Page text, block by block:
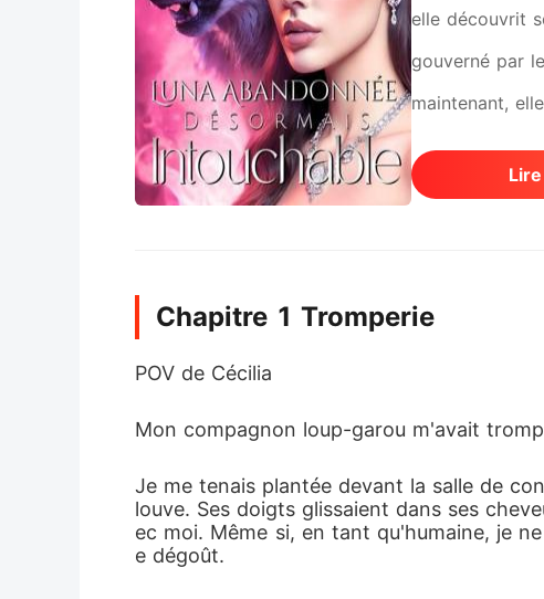
elle découvrit
gouverné par
maintenant,
financiers
colère ? »
pas calculé,
Lire
Chapitre 1 Tromperie
POV de Cécilia
Mon compagnon loup-garou m'avait
Je me tenais plantée devant la salle de
louve. Ses doigts glissaient dans ses
ec moi. Même si, en tant qu'humaine, je
e dégoût.